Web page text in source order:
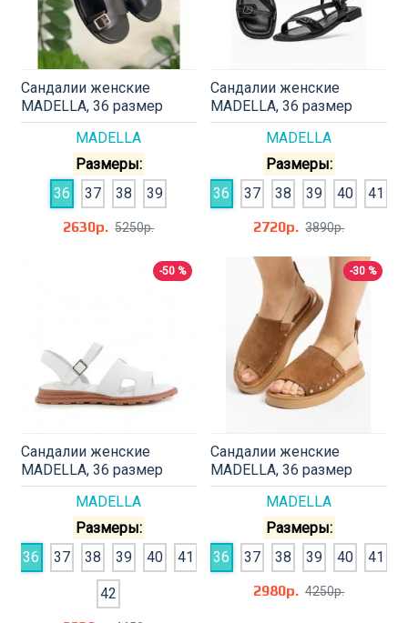
MADELLA
Сандалии женские
MADELLA, 36 размер
Размеры:
36
37 38
39
2630р. 5250р.
MADELLA
Сандалии женские
MADELLA, 36 размер
Размеры:
36
37 38 39 40
41
2720р. 3890р.
-50 %
MADELLA
Сандалии женские
MADELLA, 36 размер
Размеры:
36
37 38 39 40 41
42
-30 %
MADELLA
Сандалии женские
MADELLA, 36 размер
Размеры:
36
37 38 39 40
41
2980р. 4250р.